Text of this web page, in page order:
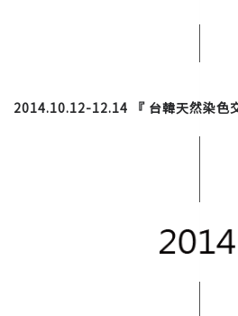
2014.10.12-12.14 『 台韓天然染色